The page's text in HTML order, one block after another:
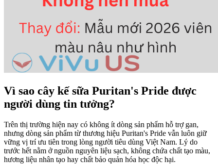
Vì sao cây kế sữa Puritan's Pride được
người dùng tin tưởng?
Trên thị trường hiện nay có không ít dòng sản phẩm hỗ trợ gan,
nhưng dòng sản phẩm từ thương hiệu Puritan's Pride vẫn luôn giữ
vững vị trí ưu tiên trong lòng người tiêu dùng Việt Nam. Lý do
trước hết nằm ở nguồn nguyên liệu sạch, không chứa chất tạo màu,
hương liệu nhân tạo hay chất bảo quản hóa học độc hại.